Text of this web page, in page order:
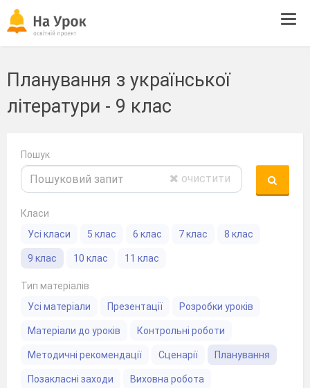
Планування з української
літератури - 9 клас
Пошук
очистити
Класи
Усі класи
5 клас 6 клас 7 клас 8 клас
9 клас 10 клас 11 клас
Тип матеріалів
Усі матеріали
Презентації Розробки уроків
Матеріали до уроків Контрольні роботи
Методичні рекомендації Сценарії Планування
Позакласні заходи Виховна робота